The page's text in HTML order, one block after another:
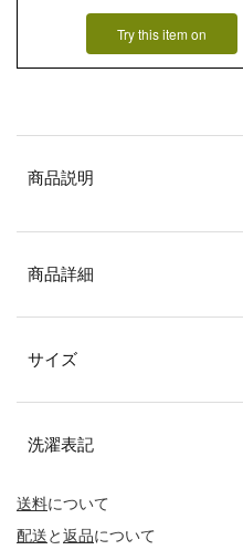
Try this item on
送料について
配送と返品について
商品説明
商品詳細
サイズ
洗濯表記